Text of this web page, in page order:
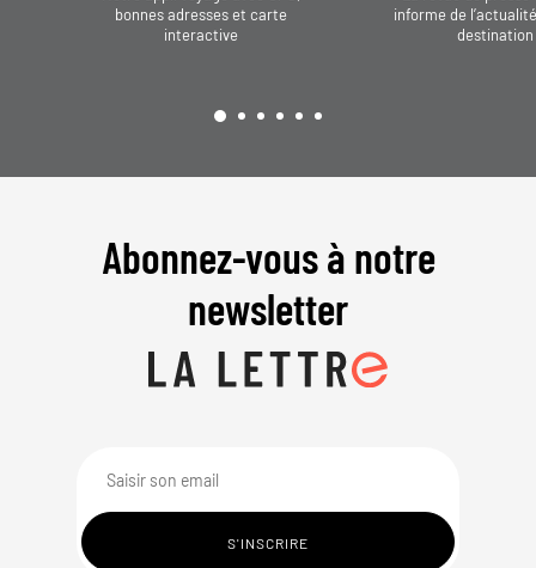
bonnes adresses et carte
interactive
informe de
destination
Abonnez-vous à notre
newsletter